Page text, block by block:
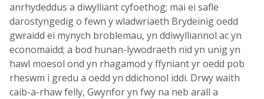
anrhydeddus a diwylliant cyfoethog; mai ei safle
darostyngedig o fewn y wladwriaeth Brydeinig oedd
gwraidd ei mynych broblemau, yn ddiwylliannol ac yn
economaidd; a bod hunan-lywodraeth nid yn unig yn
hawl moesol ond yn rhagamod y ffyniant yr oedd pob
rheswm i gredu a oedd yn ddichonol iddi. Drwy waith
caib-a-rhaw felly, Gwynfor yn fwy na neb arall a